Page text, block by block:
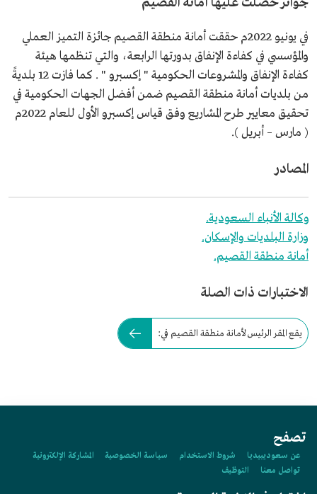
في يونيو 2022م حققت أمانة منطقة القصيم جائزة التميز العملي
والمؤسسي في كفاءة الإنفاق بدورتها الرابعة، والتي تنظمها هيئة
كفاءة الإنفاق والمشروعات الحكومية " إكسبرو " . كما فازت 12 بلديةً
من بلديات أمانة منطقة القصيم ضمن أفضل الجهات الحكومية في
تحقيق معايير طرح المشاريع وفق قياس إكسبرو الأول للعام 2022م
( مارس – أبريل ).
المصادر
وكالة الأنباء السعودية.
وزارة البلديات والإسكان.
أمانة منطقة القصيم.
الاختبارات ذات الصلة
يقع المقر الرئيس لأمانة منطقة القصيم في:
تصفح
عن سعوديبيديا شروط الاستخدام سياسة الخصوصية
المشاركة الإلكترونية
تواصل معنا
التوظيف